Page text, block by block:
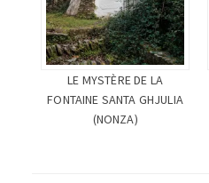
LE MYSTÈRE DE LA
FONTAINE SANTA GHJULIA
(NONZA)